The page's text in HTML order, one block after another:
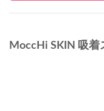
MoccHi SKIN 吸